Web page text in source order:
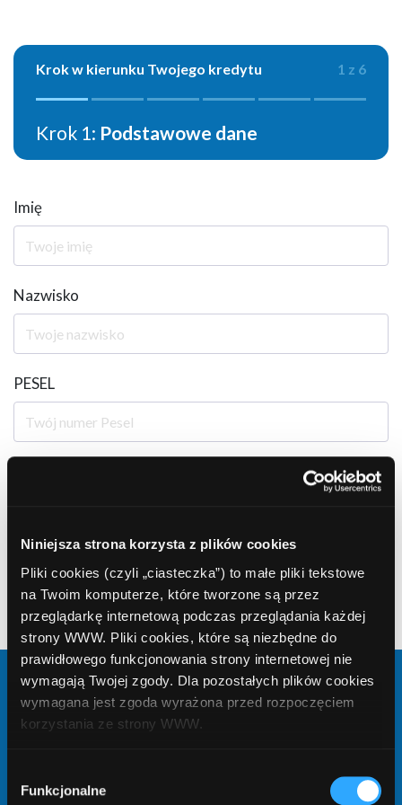
Niniejsza strona korzysta z plików cookies
Pliki cookies (czyli „ciasteczka”) to małe pliki tekstowe
na Twoim komputerze, które tworzone są przez
przeglądarkę internetową podczas przeglądania każdej
strony WWW. Pliki cookies, które są niezbędne do
prawidłowego funkcjonowania strony internetowej nie
wymagają Twojej zgody. Dla pozostałych plików cookies
wymagana jest zgoda wyrażona przed rozpoczęciem
korzystania ze strony WWW.
formy korzystania z plików cookies. Więcej:
Polityka
zgody
Funkcjonalne
Krok w kierunku Twojego kredytu 1 z 6
Krok 1: Podstawowe dane
Imię
Nazwisko
PESEL
Kwota
Liczba rat